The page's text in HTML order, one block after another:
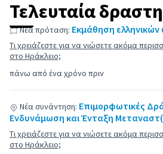
Τελευταία
πάνω από ένα χρόνο πριν
Νέα πρόταση: Εκμάθηση
Τι χρειάζεστε για να νιώσετε ακόμα
στο Ηράκλειο;
Νέα συνάντηση: Επιμορφωτικές
Ενδυνάμωση και Ένταξη
Τι χρειάζεστε για να νιώσετε ακόμα
στο Ηράκλειο;